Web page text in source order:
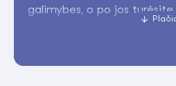
galimybes, o po jos